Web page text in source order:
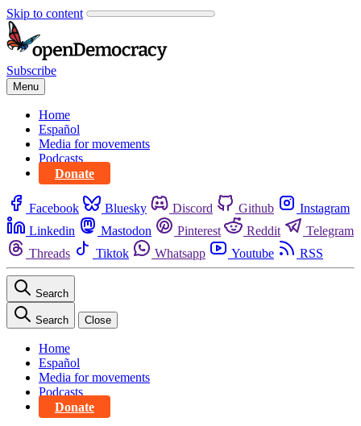
Skip to content
Subscribe
Menu
Home
Español
Media for movements
Podcasts
Donate
Facebook Bluesky Discord Github
Instagram
Linkedin
Mastodon Pinterest Reddit
Telegram
Threads
Tiktok Whatsapp Youtube RSS
Search
Search Close
Home
Español
Media for movements
Podcasts
Donate